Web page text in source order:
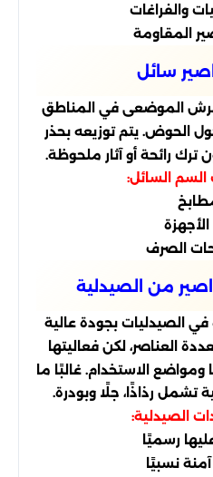
والفراغات
المقاومة
سائل
للرش الموضعى في المناطق
الحوض. يتم توزيعه بحذر
رائحة أو آثار ملحوظة.
السم السائل:
الصرف
من الصيدلية
الصيدليات بجودة عالية
العناصر، لكن فعاليتها
الاستخدام. غالبًا ما
تشمل رذاذًا، جلًا وبودرة.
الصيدلية:
رسميًا
نسبيًا